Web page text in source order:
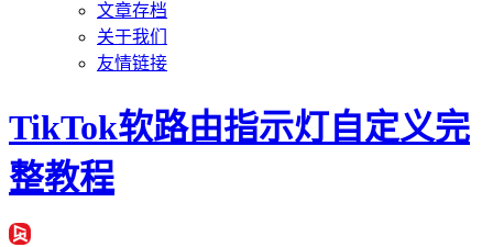
文章存档
关于我们
友情链接
TikTok软路由指示灯自定义完
整教程